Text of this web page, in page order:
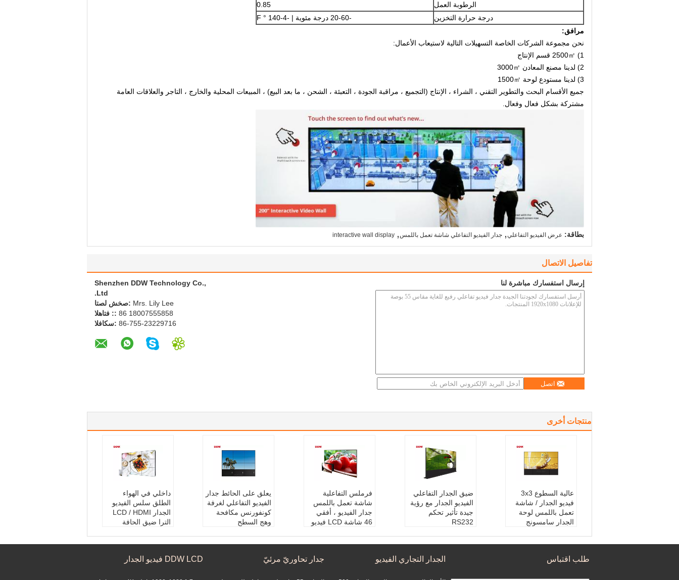
الرطوبة العمل
0.85
درجة حرارة التخزين
-20-60 درجة مئوية |
-4-140 ° F
مرافق:
نحن مجموعة الشركات الخاصة التسهيلات التالية لاستيعاب الأعمال:
1) 2500㎡ قسم الإنتاج
2) لدينا مصنع المعادن 3000㎡
3) لدينا مستودع لوحة 1500㎡
جميع الأقسام البحث والتطوير التقني ، الشراء ، الإنتاج (التجميع ، مراقبة الجودة ، التعبئة ، الشحن ، ما بعد البيع) ، المبيعات المحلية والخارج ، التاجر والعلاقات العامة
مشتركة بشكل فعال وفعال.
بطاقة: عرض الفيديو التفاعلي, جدار الفيديو التفاعلي شاشة تعمل باللمس,
interactive wall display
تفاصيل الاتصال
Shenzhen DDW Technology Co.,
Ltd.
اتصل شخص: Mrs. Lily Lee
الهاتف :: 86 18007555858
الفاكس: 86-755-23229716
إرسال استفسارك مباشرة لنا
اتصل
منتجات أخرى
داخلي في الهواء
الطلق سلس الفيديو
الجدار LCD / HDMI
الترا ضيق الحافة
تطبيق:داخلي وخارج
يعلق على الحائط جدار
الفيديو التفاعلي لغرفة
كونفورنس مكافحة
وهج السطح
ئط
فرملس التفاعلية
شاشة تعمل باللمس
جدار الفيديو ، أفقي
46 شاشة LCD فيديو
ضيق الجدار التفاعلي
الفيديو الجدار مع رؤية
جيدة تأثير تحكم
RS232
ديزي سلسلة:
RJ45 ح
عالية السطوع 3x3
فيديو الجدار / شاشة
تعمل باللمس لوحة
الجدار سامسونج
مجموع الحافة المادية:
DDW LCD فيديو الجدار جدار تحاوريّ مرئيّ الجدار التجاري الفيديو طلب اقتباس